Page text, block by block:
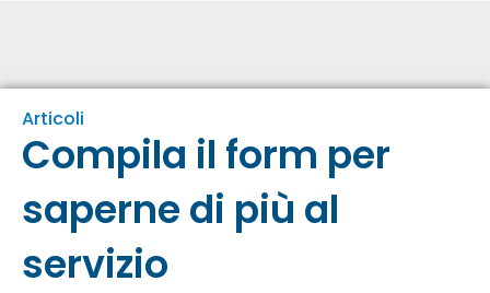
Articoli
Compila il form per
saperne di più al
servizio